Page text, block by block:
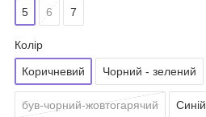
5 6 7
Колір
Коричневий Чорний - зелений
був-чорний-жовтогарячий Синій